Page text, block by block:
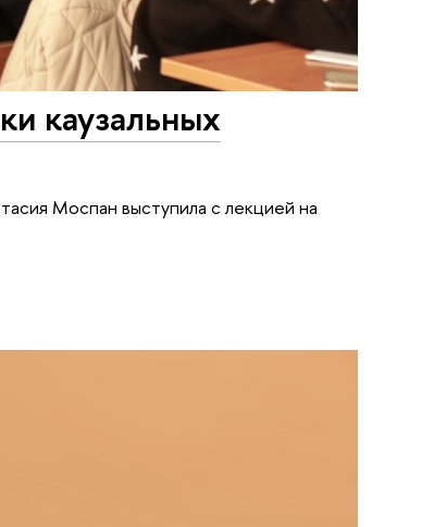
каузальных
Моспан выступила с лекцией на